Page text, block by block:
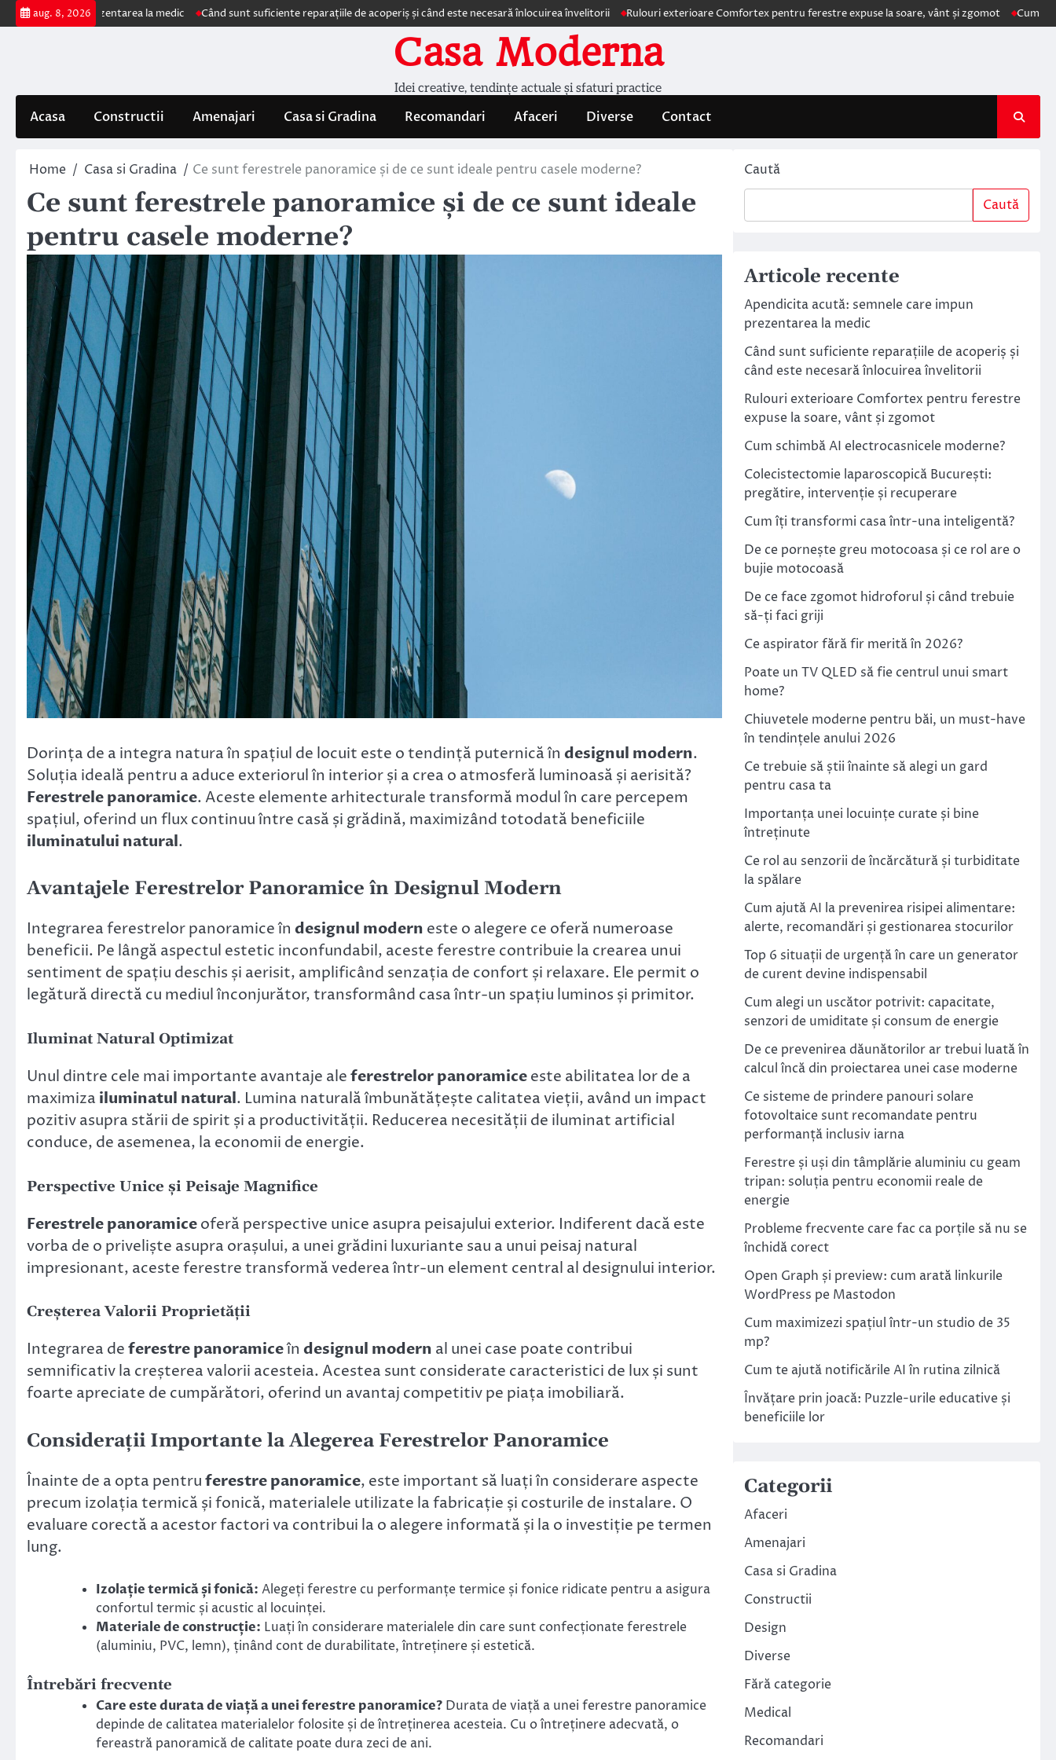
Skip
to
aug. 8, 2026
prezentarea la medic Când sunt suficiente reparațiile de acoperiș și când este necesară înlocuirea învelitorii Rulouri exterioare Comfortex pentru ferestre expuse la soare, vânt și zgomot Cum schimbă AI
Casa Moderna
Idei creative, tendințe actuale și sfaturi practice
Acasa Constructii Amenajari Casa si Gradina Recomandari Afaceri Diverse Contact
Home Casa si Gradina Ce sunt ferestrele panoramice și de ce sunt ideale pentru casele moderne?
Ce sunt ferestrele panoramice și de ce sunt ideale
pentru casele moderne?
Dorința de a integra natura în spațiul de locuit este o tendință puternică în designul modern.
Soluția ideală pentru a aduce exteriorul în interior și a crea o atmosferă luminoasă și aerisită?
Ferestrele panoramice. Aceste elemente arhitecturale transformă modul în care percepem
spațiul, oferind un flux continuu între casă și grădină, maximizând totodată beneficiile
iluminatului natural.
Avantajele Ferestrelor Panoramice în Designul Modern
Integrarea ferestrelor panoramice în designul modern este o alegere ce oferă numeroase
beneficii. Pe lângă aspectul estetic inconfundabil, aceste ferestre contribuie la crearea unui
sentiment de spațiu deschis și aerisit, amplificând senzația de confort și relaxare. Ele permit o
legătură directă cu mediul înconjurător, transformând casa într-un spațiu luminos și primitor.
Iluminat Natural Optimizat
Unul dintre cele mai importante avantaje aleferestrelor panoramiceeste abilitatea lor de a
maximiza iluminatul natural. Lumina naturală îmbunătățește calitatea vieții, având un impact
pozitiv asupra stării de spirit și a productivității. Reducerea necesității de iluminat artificial
conduce, de asemenea, la economii de energie.
Perspective Unice și Peisaje Magnifice
Ferestrele panoramiceoferă perspective unice asupra peisajului exterior. Indiferent dacă este
vorba de o priveliște asupra orașului, a unei grădini luxuriante sau a unui peisaj natural
impresionant, aceste ferestre transformă vederea într-un element central al designului interior.
Creșterea Valorii Proprietății
Integrarea deferestre panoramiceîn designul modern al unei case poate contribui
semnificativ la creșterea valorii acesteia. Acestea sunt considerate caracteristici de lux și sunt
foarte apreciate de cumpărători, oferind un avantaj competitiv pe piața imobiliară.
Considerații Importante la Alegerea Ferestrelor Panoramice
Înainte de a opta pentruferestre panoramice, este important să luați în considerare aspecte
precum izolația termică și fonică, materialele utilizate la fabricație și costurile de instalare. O
evaluare corectă a acestor factori va contribui la o alegere informată și la o investiție pe termen
lung.
Izolație termică și fonică: Alegeți ferestre cu performanțe termice și fonice ridicate pentru a asigura
confortul termic și acustic al locuinței.
Materiale de construcție: Luați în considerare materialele din care sunt confecționate ferestrele
(aluminiu, PVC, lemn), ținând cont de durabilitate, întreținere și estetică.
Întrebări frecvente
Care este durata de viață a unei ferestre panoramice? Durata de viață a unei ferestre panoramice
depinde de calitatea materialelor folosite și de întreținerea acesteia. Cu o întreținere adecvată, o
fereastră panoramică de calitate poate dura zeci de ani.
Caută
Caută
Articole recente
Apendicita acută: semnele care impun
prezentarea la medic
Când sunt suficiente reparațiile de acoperiș și
când este necesară înlocuirea învelitorii
Rulouri exterioare Comfortex pentru ferestre
expuse la soare, vânt și zgomot
Cum schimbă AI electrocasnicele moderne?
Colecistectomie laparoscopică București:
pregătire, intervenție și recuperare
Cum îți transformi casa într-una inteligentă?
De ce pornește greu motocoasa și ce rol are o
bujie motocoasă
De ce face zgomot hidroforul și când trebuie
să-ți faci griji
Ce aspirator fără fir merită în 2026?
Poate un TV QLED să fie centrul unui smart
home?
Chiuvetele moderne pentru băi, un must-have
în tendințele anului 2026
Ce trebuie să știi înainte să alegi un gard
pentru casa ta
Importanța unei locuințe curate și bine
întreținute
Ce rol au senzorii de încărcătură și turbiditate
la spălare
Cum ajută AI la prevenirea risipei alimentare:
alerte, recomandări și gestionarea stocurilor
Top 6 situații de urgență în care un generator
de curent devine indispensabil
Cum alegi un uscător potrivit: capacitate,
senzori de umiditate și consum de energie
De ce prevenirea dăunătorilor ar trebui luată în
calcul încă din proiectarea unei case moderne
Ce sisteme de prindere panouri solare
fotovoltaice sunt recomandate pentru
performanță inclusiv iarna
Ferestre și uși din tâmplărie aluminiu cu geam
tripan: soluția pentru economii reale de
energie
Probleme frecvente care fac ca porțile să nu se
închidă corect
Open Graph și preview: cum arată linkurile
WordPress pe Mastodon
Cum maximizezi spațiul într-un studio de 35
mp?
Cum te ajută notificările AI în rutina zilnică
Învățare prin joacă: Puzzle-urile educative și
beneficiile lor
Categorii
Afaceri
Amenajari
Casa si Gradina
Constructii
Design
Diverse
Fără categorie
Medical
Recomandari